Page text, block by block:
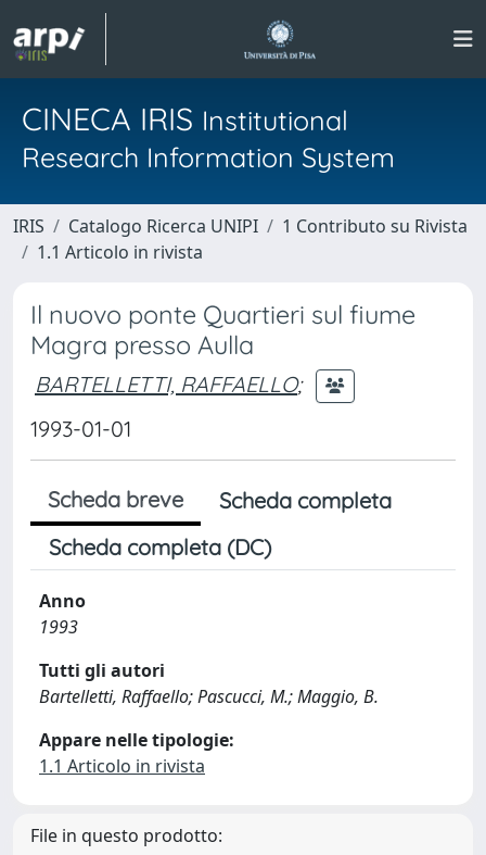
CINECA IRIS Institutional
Research Information System
IRIS Catalogo Ricerca UNIPI
1 Contributo su Rivista
1.1 Articolo in rivista
Il nuovo ponte Quartieri sul fiume
Magra presso Aulla
BARTELLETTI, RAFFAELLO;
1993-01-01
Scheda breve
Scheda completa
Scheda completa (DC)
Anno
1993
Tutti gli autori
Bartelletti, Raffaello; Pascucci, M.; Maggio, B.
Appare nelle tipologie:
1.1 Articolo in rivista
File in questo prodotto: